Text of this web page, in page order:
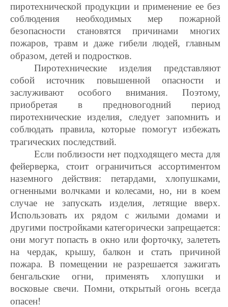
пиротехнической продукции и применение ее без
соблюдения необходимых мер пожарной
безопасности становятся причинами многих
пожаров, травм и даже гибели людей, главным
образом, детей и подростков.
Пиротехнические изделия представляют
собой источник повышенной опасности и
заслуживают особого внимания. Поэтому,
приобретая в предновогодний период
пиротехнические изделия, следует запомнить и
соблюдать правила, которые помогут избежать
трагических последствий.
Если поблизости нет подходящего места для
фейерверка, стоит ограничиться ассортиментом
наземного действия: петардами, хлопушками,
огненными волчками и колесами, но, ни в коем
случае не запускать изделия, летящие вверх.
Использовать их рядом с жилыми домами и
другими постройками категорически запрещается:
они могут попасть в окно или форточку, залететь
на чердак, крышу, балкон и стать причиной
пожара. В помещении не разрешается зажигать
бенгальские огни, применять хлопушки и
восковые свечи. Помни, открытый огонь всегда
опасен!